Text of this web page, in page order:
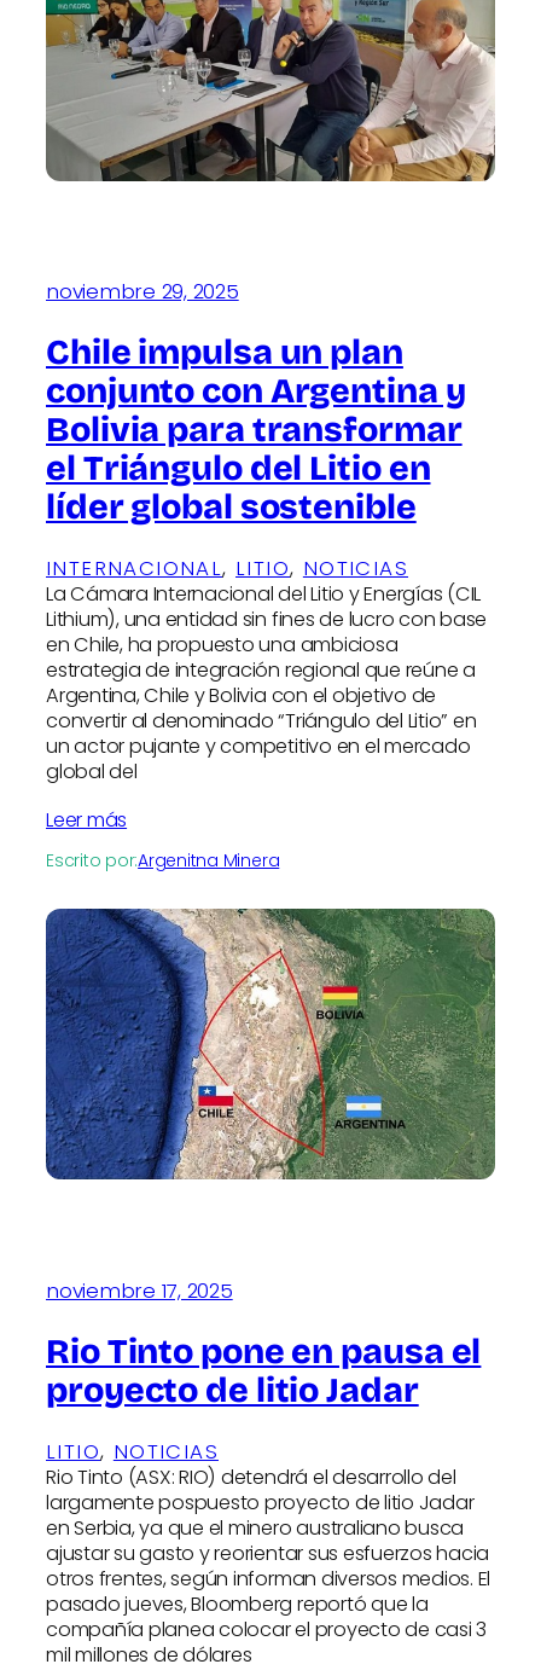
noviembre 29, 2025
Chile impulsa un plan
conjunto con Argentina y
Bolivia para transformar
el Triángulo del Litio en
líder global sostenible
INTERNACIONAL, LITIO, NOTICIAS
La Cámara Internacional del Litio y Energías (CIL
Lithium), una entidad sin fines de lucro con base
en Chile, ha propuesto una ambiciosa
estrategia de integración regional que reúne a
Argentina, Chile y Bolivia con el objetivo de
convertir al denominado “Triángulo del Litio” en
un actor pujante y competitivo en el mercado
global del
Leer más
Escrito por:Argenitna Minera
noviembre 17, 2025
Rio Tinto pone en pausa el
proyecto de litio Jadar
LITIO, NOTICIAS
Rio Tinto (ASX: RIO) detendrá el desarrollo del
largamente pospuesto proyecto de litio Jadar
en Serbia, ya que el minero australiano busca
ajustar su gasto y reorientar sus esfuerzos hacia
otros frentes, según informan diversos medios. El
pasado jueves, Bloomberg reportó que la
compañía planea colocar el proyecto de casi 3
mil millones de dólares